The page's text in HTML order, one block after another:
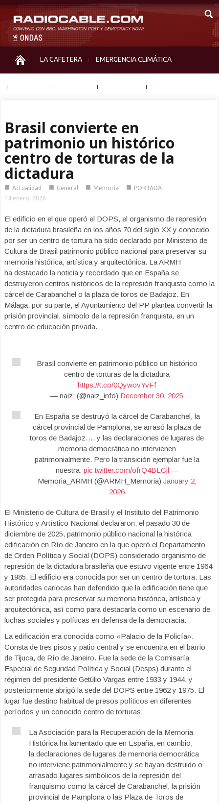
LA CAFETERA EMERGENCIA CLIMÁTICA
Brasil convierte en
patrimonio un histórico
centro de torturas de la
dictadura
■ Actualidad ■ General ■ Memoria ■ PORTADA
14 enero, 2026
El edificio en el que operó el DOPS, el organismo de represión
de la dictadura brasileña en los años 70 del siglo XX y conocido
por ser un centro de tortura ha sido declarado por Ministerio de
Cultura de Brasil patrimonio público nacional para preservar su
memoria histórica, artística y arquitectónica. La ARMH
ha destacado la noticia y recordado que en España se
destruyeron centros históricos de la represión franquista como la
cárcel de Carabanchel o la plaza de toros de Badajoz. En
Málaga, por su parte, el Ayuntamiento del PP plantea convertir la
prisión provincial, símbolo de la represión franquista, en un
centro de educación privada.
Brasil convierte en patrimonio público un histórico
centro de torturas de la dictadura
https://t.co/0QywovYvFf
— naiz: (@naiz_info) December 30, 2025
En España se destruyó la cárcel de Carabanchel, la
cárcel provincial de Pamplona, se arrasó la plaza de
toros de Badajoz…. y las declaraciones de lugares de
memoria democrática no intervienen
patrimonialmente. Pero la transición ejemplar fue la
nuestra. pic.twitter.com/ofrQ4BLCjl —
Memoria_ARMH (@ARMH_Memoria) January 2,
2026
El Ministerio de Cultura de Brasil y el Instituto del Patrimonio
Histórico y Artístico Nacional declararon, el pasado 30 de
diciembre de 2025, patrimonio público nacional la histórica
edificación en Río de Janeiro en la que operó el Departamento
de Orden Política y Social (DOPS) considerado organismo de
represión de la dictadura brasileña que estuvo vigente entre 1964
y 1985. El edificio era conocida por ser un centro de tortura. Las
autoridades cariocas han defendido que la edificación tiene que
ser protegida para preservar su memoria histórica, artística y
arquitectónica, así como para destacarla como un escenario de
luchas sociales y políticas en defensa de la democracia.
La edificación era conocida como «Palacio de la Policía».
Consta de tres pisos y patio central y se encuentra en el barrio
de Tijuca, de Río de Janeiro. Fue la sede de la Comisaría
Especial de Seguridad Política y Social (Desps) durante el
régimen del presidente Getúlio Vargas entre 1933 y 1944, y
posteriormente abrigó la sede del DOPS entre 1962 y 1975. El
lugar fue destino habitual de presos políticos en diferentes
períodos y un conocido centro de torturas.
La Asociación para la Recuperación de la Memoria
Histórica ha lamentado que en España, en cambio,
la declaraciones de lugares de memoria democrática
no interviene patrimonialmente y se hayan destruido o
arrasado lugares simbólicos de la represión del
franquismo como la cárcel de Carabanchel, la prisión
provincial de Pamplona o las Plaza de Toros de